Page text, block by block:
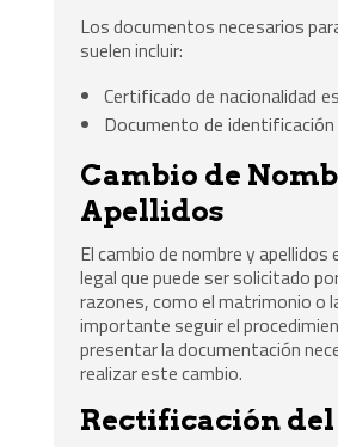
Los documentos necesarios
suelen incluir:
Certificado de nacionalidad
Documento de identificación
Cambio de
Apellidos
El cambio de nombre y apellidos
legal que puede ser solicitado
razones, como el matrimonio o
importante seguir el
presentar la documentación
realizar este cambio.
Rectificación del